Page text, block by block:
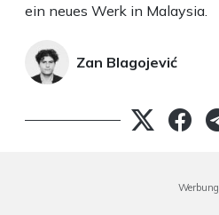
ein neues Werk in Malaysia.
Zan Blagojević
Werbung